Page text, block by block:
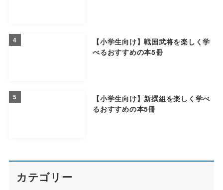
4
【小学生向け】戦国武将を楽しく学
べるおすすめの本5冊
5
【小学生向け】新撰組を楽しく学べ
るおすすめの本5冊
カテゴリー